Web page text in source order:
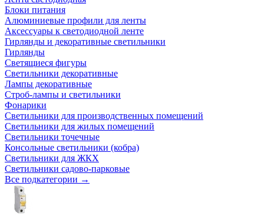
Блоки питания
Алюминиевые профили для ленты
Аксессуары к светодиодной ленте
Гирлянды и декоративные светильники
Гирлянды
Светящиеся фигуры
Светильники декоративные
Лампы декоративные
Строб-лампы и светильники
Фонарики
Светильники для производственных помещений
Светильники для жилых помещений
Светильники точечные
Консольные светильники (кобра)
Светильники для ЖКХ
Светильники садово-парковые
Все подкатегории →